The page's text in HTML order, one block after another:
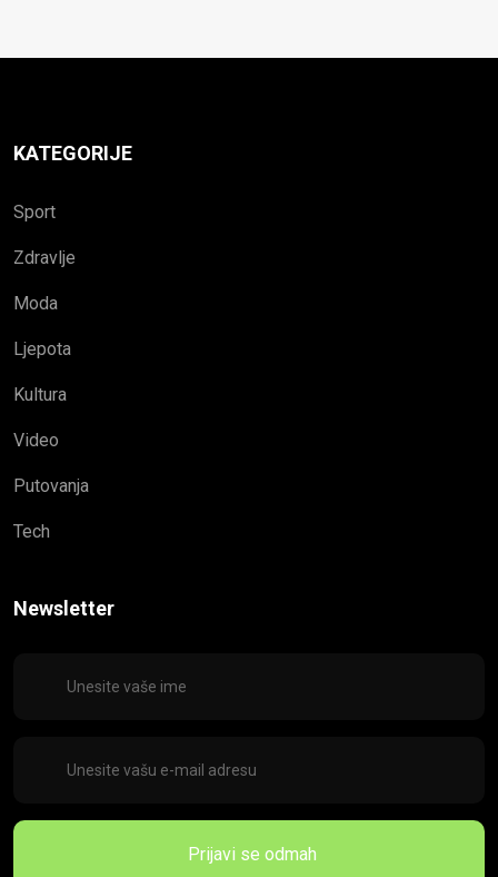
KATEGORIJE
Sport
Zdravlje
Moda
Ljepota
Kultura
Video
Putovanja
Tech
Newsletter
Prijavi se odmah